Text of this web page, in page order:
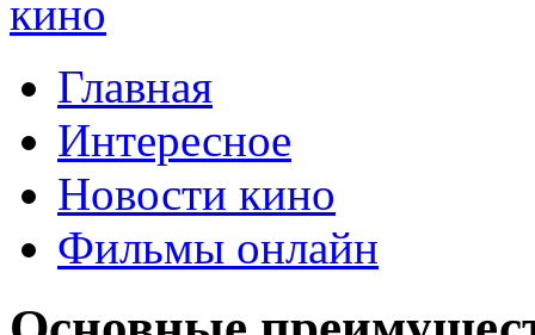
Главная
Интересное
Новости кино
Фильмы онлайн